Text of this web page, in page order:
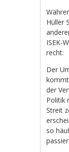
Hüller
ISEK-
recht:
Der
der
Politik
Streit
so